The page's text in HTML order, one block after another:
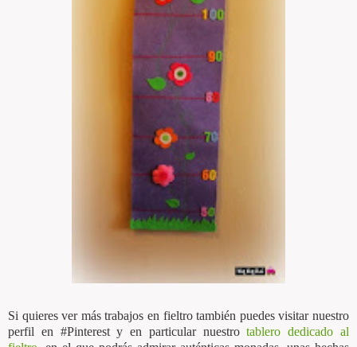
Si quieres ver más trabajos en fieltro también puedes visitar nuestro
perfil en #Pinterest y en particular nuestrotablero dedicado al